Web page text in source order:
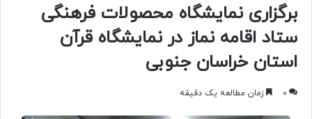
برگزاری نمایشگاه محصولات فرهنگی
ستاد اقامه نماز در نمایشگاه قرآن
استان خراسان جنوبی
0 زمان مطالعه یک دقیقه